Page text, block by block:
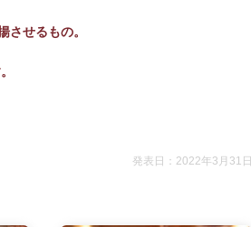
させるもの。
発表日：2022年3月31日